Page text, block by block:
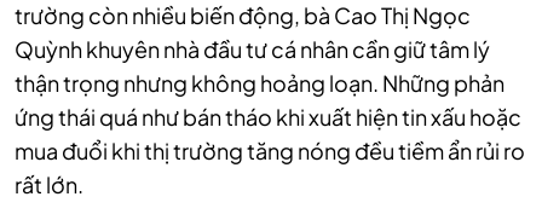
trường còn nhiều biến động, bà Cao Thị Ngọc
Quỳnh khuyên nhà đầu tư cá nhân cần giữ tâm lý
thận trọng nhưng không hoảng loạn. Những phản
ứng thái quá như bán tháo khi xuất hiện tin xấu hoặc
mua đuổi khi thị trường tăng nóng đều tiềm ẩn rủi ro
rất lớn.